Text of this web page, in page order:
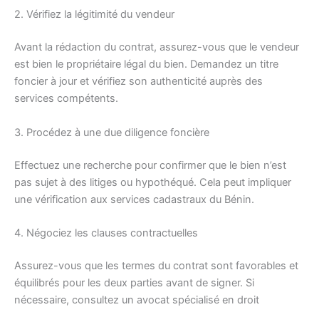
2. Vérifiez la légitimité du vendeur
Avant la rédaction du contrat, assurez-vous que le vendeur
est bien le propriétaire légal du bien. Demandez un titre
foncier à jour et vérifiez son authenticité auprès des
services compétents.
3. Procédez à une due diligence foncière
Effectuez une recherche pour confirmer que le bien n’est
pas sujet à des litiges ou hypothéqué. Cela peut impliquer
une vérification aux services cadastraux du Bénin.
4. Négociez les clauses contractuelles
Assurez-vous que les termes du contrat sont favorables et
équilibrés pour les deux parties avant de signer. Si
nécessaire, consultez un avocat spécialisé en droit